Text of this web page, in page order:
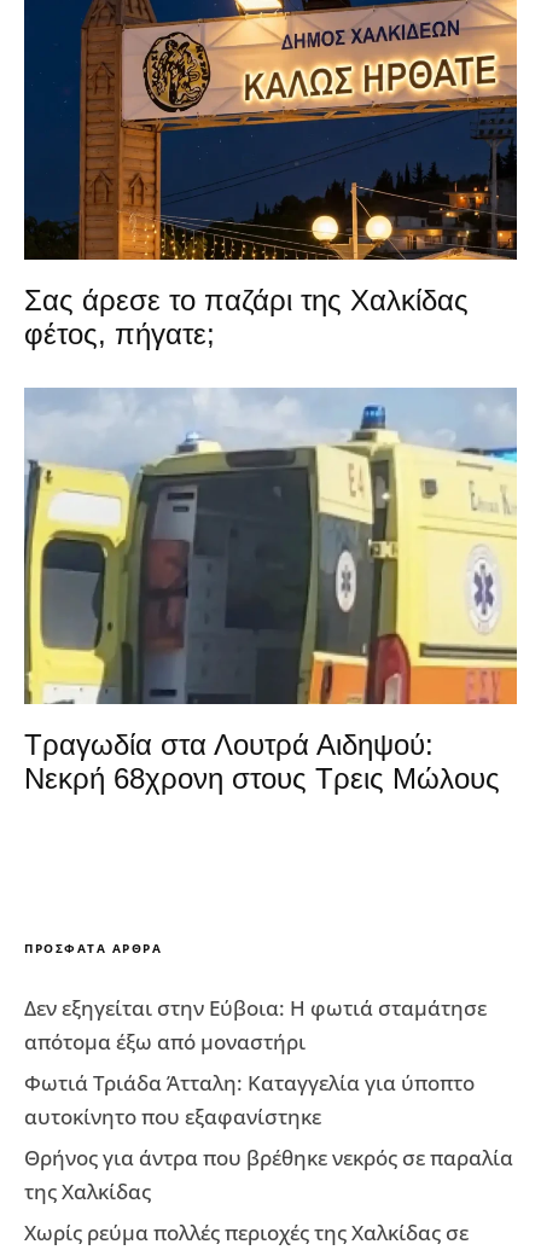
Σας άρεσε το παζάρι της Χαλκίδας
φέτος, πήγατε;
Τραγωδία στα Λουτρά Αιδηψού:
Νεκρή 68χρονη στους Τρεις Μώλους
ΠΡΌΣΦΑΤΑ ΆΡΘΡΑ
Δεν εξηγείται στην Εύβοια: Η φωτιά σταμάτησε
απότομα έξω από μοναστήρι
Φωτιά Τριάδα Άτταλη: Καταγγελία για ύποπτο
αυτοκίνητο που εξαφανίστηκε
Θρήνος για άντρα που βρέθηκε νεκρός σε παραλία
της Χαλκίδας
Χωρίς ρεύμα πολλές περιοχές της Χαλκίδας σε